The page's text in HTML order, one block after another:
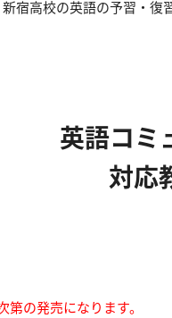
新宿高校の英語の予習・復
英語コミ
対応
の発売になります。